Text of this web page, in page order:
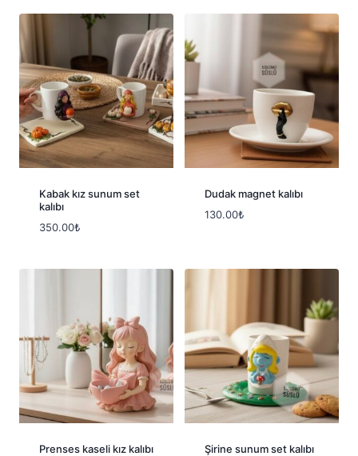
Kabak kız sunum set
kalıbı
350.00₺
Dudak magnet kalıbı
130.00₺
Prenses kaseli kız kalıbı
Şirine sunum set kalıbı